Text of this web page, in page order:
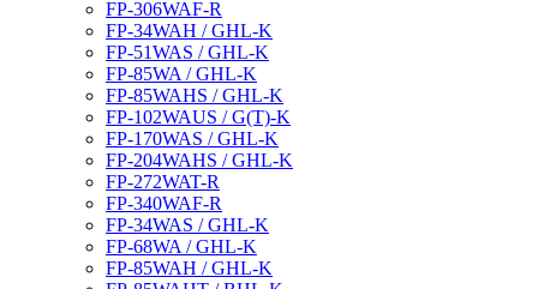
FP-306WAF-R
FP-34WAH / GHL-K
FP-51WAS / GHL-K
FP-85WA / GHL-K
FP-85WAHS / GHL-K
FP-102WAUS / G(T)-K
FP-170WAS / GHL-K
FP-204WAHS / GHL-K
FP-272WAT-R
FP-340WAF-R
FP-34WAS / GHL-K
FP-68WA / GHL-K
FP-85WAH / GHL-K